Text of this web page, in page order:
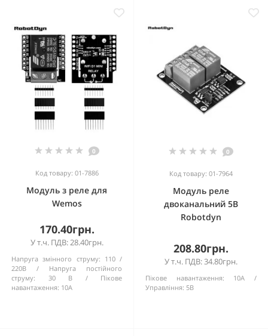
0
Код товару: 01-7886
Модуль з реле для
Wemos
170.40грн.
У т.ч. ПДВ: 28.40грн.
Напруга змінного струму: 110 /
220В
Напруга постійного
струму:
30 В
Пікове
навантаження: 10А
0
Код товару: 01-7964
Модуль реле
двоканальний 5В
Robotdyn
208.80грн.
У т.ч. ПДВ: 34.80грн.
Пікове навантаження:
10А
Управління: 5В